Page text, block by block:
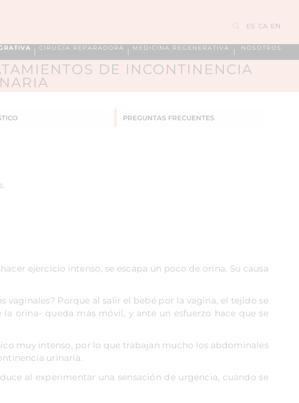
ES CA EN
CIRUGÍA REPARADORA MEDICINA REGENERATIVA NOSOTROS
DE INCONTINENCIA
PREGUNTAS FRECUENTES
ejercicio intenso, se escapa un poco de orina. Su causa
vaginales? Porque al salir el bebé por la vagina, el tejido se
orina- queda más móvil, y ante un esfuerzo hace que se
muy intenso, por lo que trabajan mucho los abdominales
urinaria.
al experimentar una sensación de urgencia, cuando se